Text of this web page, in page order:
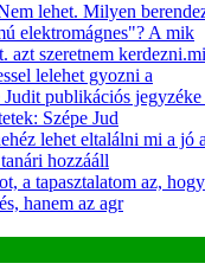
lehet. Milyen
elektromágnes"? A mik
azt szeretnem
lelehet gyozni a
Judit publikációs
Szépe Jud
lehet eltalálni mi a jó
hozzááll
a tapasztalatom az,
hanem az agr